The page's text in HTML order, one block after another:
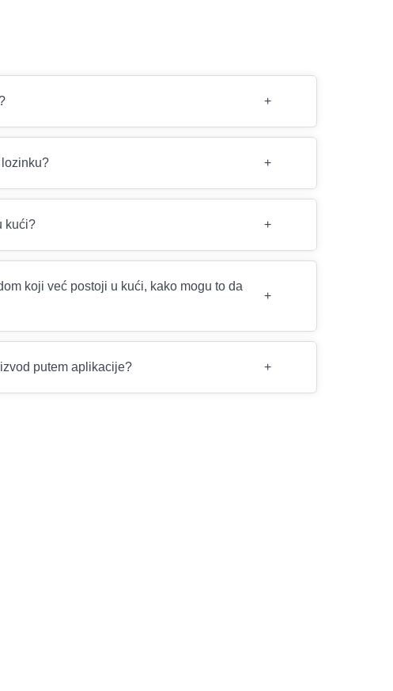
+
+
kući? +
koji već postoji u kući, kako mogu to da
+
putem aplikacije? +